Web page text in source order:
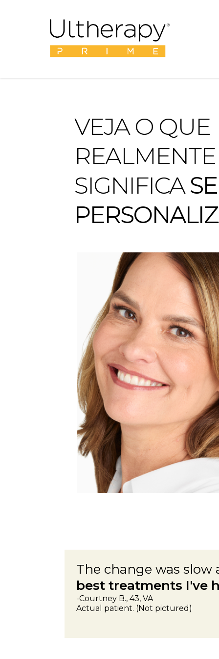
VEJA O QUE
REALMENTE
SIGNIFICA
The change was
best treatments I've
-Courtney B., 43, VA
Actual patient. (Not pictured)